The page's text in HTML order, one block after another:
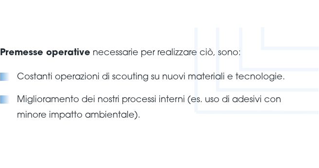
Premesse operative necessarie per realizzare ciò, sono:
Costanti operazioni di scouting su nuovi materiali e tecnologie.
Miglioramento dei nostri processi interni (es. uso di adesivi con
minore impatto ambientale).